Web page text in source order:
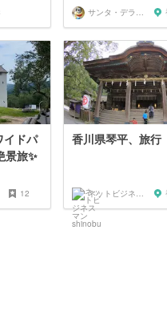
サンタ・デラックス
イドパ
景旅✨
12
香川県琴平、旅行
ネットビジネスマン shinobu